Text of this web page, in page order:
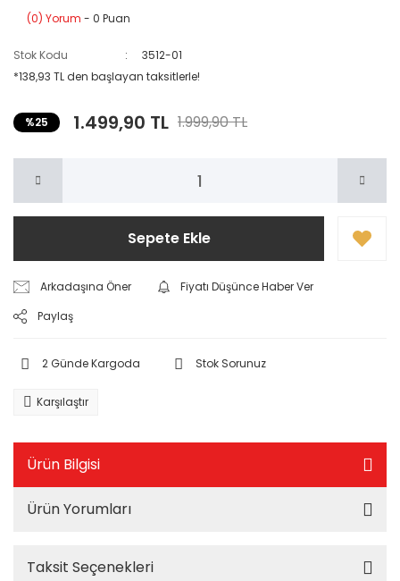
(0) Yorum - 0 Puan
Stok Kodu
3512-01
*138,93 TL den başlayan taksitlerle!
%25 1.499,90 TL 1.999,90 TL
Sepete Ekle
Arkadaşına Öner
Fiyatı Düşünce Haber Ver
Paylaş
2 Günde Kargoda Stok Sorunuz
Karşılaştır
Ürün Bilgisi
Ürün Yorumları
Taksit Seçenekleri